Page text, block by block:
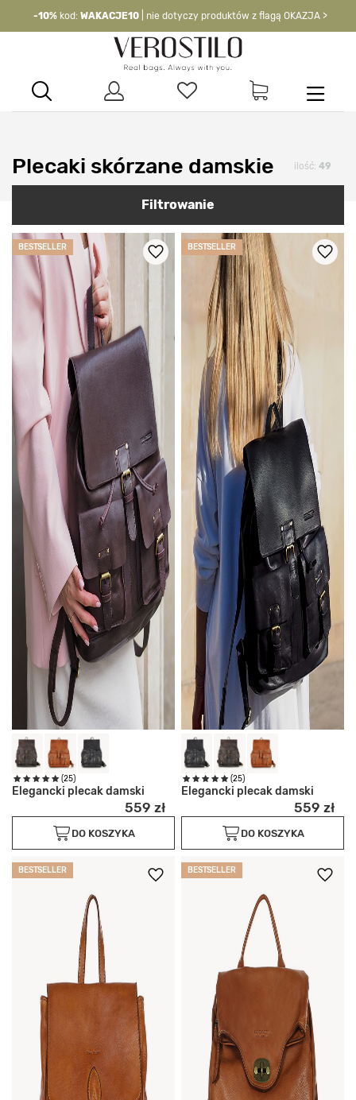
-10% kod: WAKACJE10 | nie dotyczy produktów z flagą OKAZJA >
Plecaki skórzane damskie ilość: 49
Filtrowanie
BESTSELLER
(25)
Elegancki plecak damski
559 zł
DO KOSZYKA
BESTSELLER
(25)
Elegancki plecak damski
559 zł
DO KOSZYKA
BESTSELLER BESTSELLER